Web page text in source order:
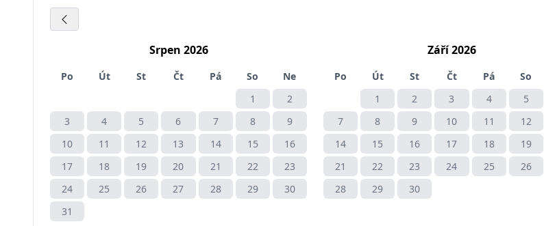
Srpen 2026
Po Út St Čt Pá So
Ne
1
2
3
4 5 6 7 8
9
10
11 12 13 14 15
16
17
18 19 20 21 22
23
24
25 26 27 28 29
30
31
Září 2026
Po Út St Čt Pá So
1
2 3 4 5
7
8 9 10 11 12
14
15 16 17 18 19
21
22 23 24 25 26
28
29 30